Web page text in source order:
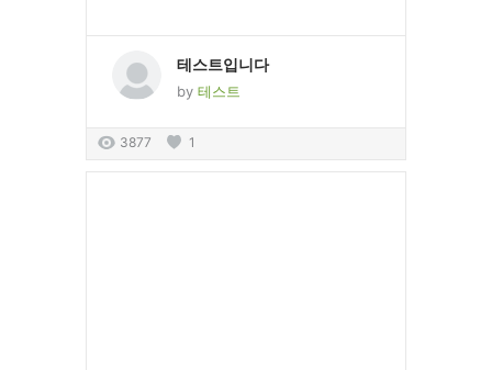
테스트입니다
by 테스트
3877 1